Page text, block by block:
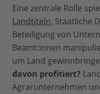
Eine zentrale Rolle
Landtiteln. Staatliche
Beteiligung von
Beamt:innen
um Land
davon profitiert?
Agrarunternehmen